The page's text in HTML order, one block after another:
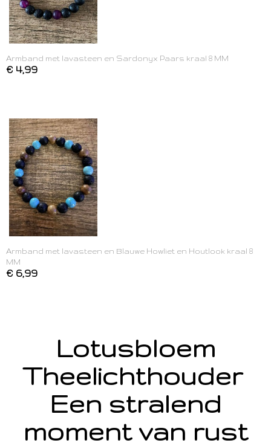
Armband met lavasteen en Sardonyx Paars kraal 8 MM
€ 4,99
Armband met lavasteen en Blauwe Howliet en Houtlook kraal 8
MM
€ 6,99
Lotusbloem
Theelichthouder
Een stralend
moment van rust